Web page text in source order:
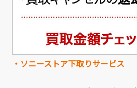
・ソニーストア下取りサービス